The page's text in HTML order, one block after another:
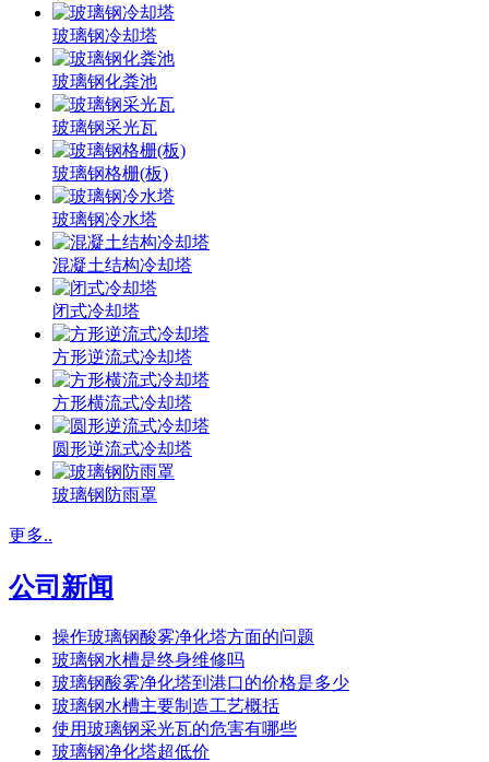
玻璃钢冷却塔
玻璃钢化粪池
玻璃钢采光瓦
玻璃钢格栅(板)
玻璃钢冷水塔
混凝土结构冷却塔
闭式冷却塔
方形逆流式冷却塔
方形横流式冷却塔
圆形逆流式冷却塔
玻璃钢防雨罩
更多..
公司新闻
操作玻璃钢酸雾净化塔方面的问题
玻璃钢水槽是终身维修吗
玻璃钢酸雾净化塔到港口的价格是多少
玻璃钢水槽主要制造工艺概括
使用玻璃钢采光瓦的危害有哪些
玻璃钢净化塔超低价